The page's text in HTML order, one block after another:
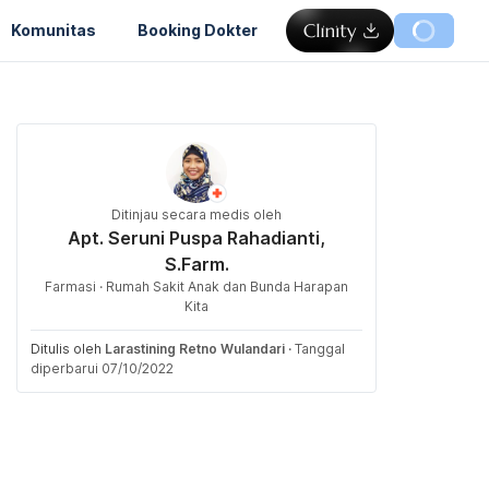
Komunitas Booking Dokter
Ditinjau secara medis oleh
Apt. Seruni Puspa Rahadianti,
S.Farm.
Farmasi · Rumah Sakit Anak dan Bunda Harapan
Kita
Ditulis oleh Larastining Retno Wulandari · Tanggal
diperbarui 07/10/2022